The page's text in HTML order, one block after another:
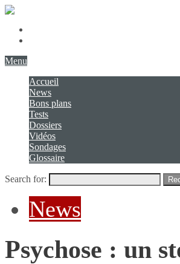
Menu
Accueil
News
Bons plans
Tests
Dossiers
Vidéos
Sondages
Glossaire
Search for:
News
Psychose : un